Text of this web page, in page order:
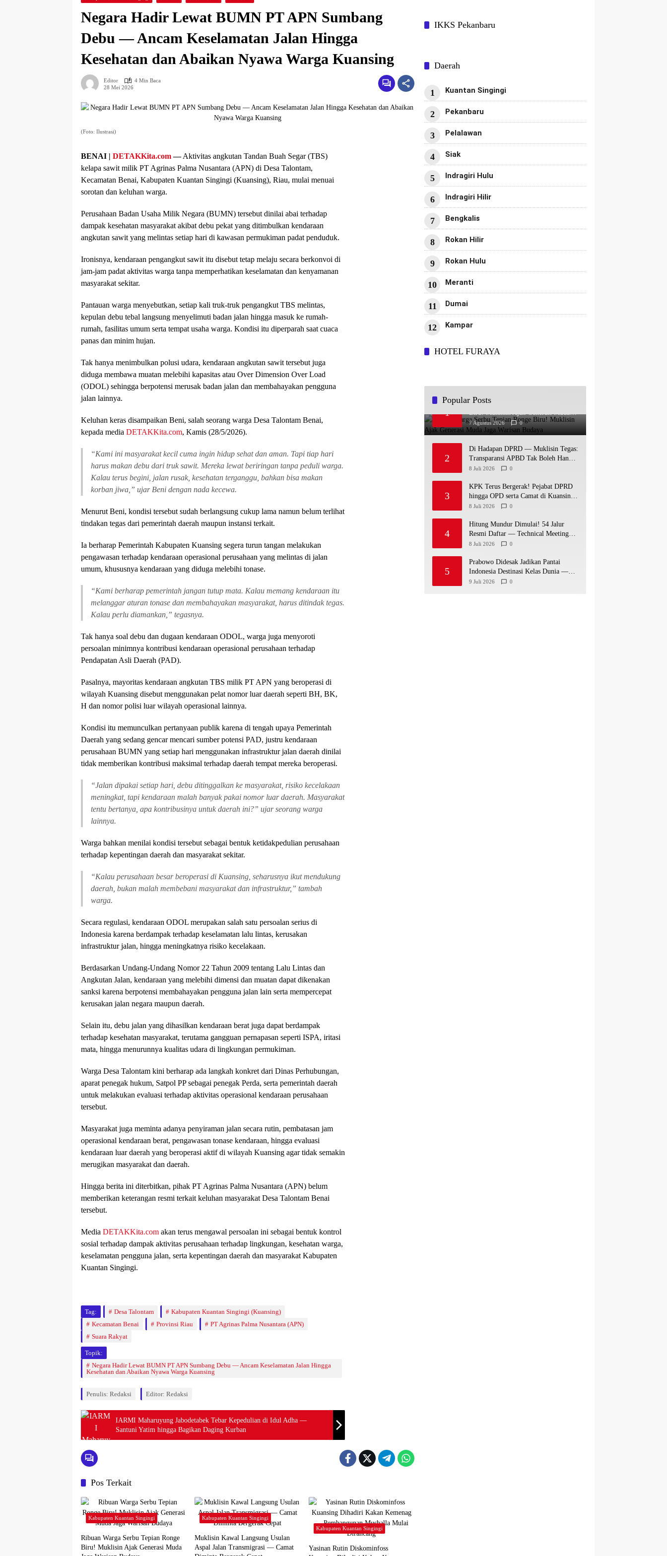
Negara Hadir Lewat BUMN PT APN Sumbang
Debu — Ancam Keselamatan Jalan Hingga
Kesehatan dan Abaikan Nyawa Warga Kuansing
Editor
4 Min Baca
28 Mei 2026
(Foto: Ilustrasi)
BENAI | DETAKKita.com—Aktivitas angkutan Tandan Buah Segar (TBS)
kelapa sawit milik PT Agrinas Palma Nusantara (APN) di Desa Talontam,
Kecamatan Benai, Kabupaten Kuantan Singingi (Kuansing), Riau, mulai menuai
sorotan dan keluhan warga.
Perusahaan Badan Usaha Milik Negara (BUMN) tersebut dinilai abai terhadap
dampak kesehatan masyarakat akibat debu pekat yang ditimbulkan kendaraan
angkutan sawit yang melintas setiap hari di kawasan permukiman padat penduduk.
Ironisnya, kendaraan pengangkut sawit itu disebut tetap melaju secara berkonvoi di
jam-jam padat aktivitas warga tanpa memperhatikan keselamatan dan kenyamanan
masyarakat sekitar.
Pantauan warga menyebutkan, setiap kali truk-truk pengangkut TBS melintas,
kepulan debu tebal langsung menyelimuti badan jalan hingga masuk ke rumah-
rumah, fasilitas umum serta tempat usaha warga. Kondisi itu diperparah saat cuaca
panas dan minim hujan.
Tak hanya menimbulkan polusi udara, kendaraan angkutan sawit tersebut juga
diduga membawa muatan melebihi kapasitas atau Over Dimension Over Load
(ODOL) sehingga berpotensi merusak badan jalan dan membahayakan pengguna
jalan lainnya.
Keluhan keras disampaikan Beni, salah seorang warga Desa Talontam Benai,
kepada media DETAKKita.com, Kamis (28/5/2026).
“Kami ini masyarakat kecil cuma ingin hidup sehat dan aman. Tapi tiap hari
harus makan debu dari truk sawit. Mereka lewat beriringan tanpa peduli warga.
Kalau terus begini, jalan rusak, kesehatan terganggu, bahkan bisa makan
korban jiwa,” ujar Beni dengan nada kecewa.
Menurut Beni, kondisi tersebut sudah berlangsung cukup lama namun belum terlihat
tindakan tegas dari pemerintah daerah maupun instansi terkait.
Ia berharap Pemerintah Kabupaten Kuansing segera turun tangan melakukan
pengawasan terhadap kendaraan operasional perusahaan yang melintas di jalan
umum, khususnya kendaraan yang diduga melebihi tonase.
“Kami berharap pemerintah jangan tutup mata. Kalau memang kendaraan itu
melanggar aturan tonase dan membahayakan masyarakat, harus ditindak tegas.
Kalau perlu diamankan,” tegasnya.
Tak hanya soal debu dan dugaan kendaraan ODOL, warga juga menyoroti
persoalan minimnya kontribusi kendaraan operasional perusahaan terhadap
Pendapatan Asli Daerah (PAD).
Pasalnya, mayoritas kendaraan angkutan TBS milik PT APN yang beroperasi di
wilayah Kuansing disebut menggunakan pelat nomor luar daerah seperti BH, BK,
H dan nomor polisi luar wilayah operasional lainnya.
Kondisi itu memunculkan pertanyaan publik karena di tengah upaya Pemerintah
Daerah yang sedang gencar mencari sumber potensi PAD, justru kendaraan
perusahaan BUMN yang setiap hari menggunakan infrastruktur jalan daerah dinilai
tidak memberikan kontribusi maksimal terhadap daerah tempat mereka beroperasi.
“Jalan dipakai setiap hari, debu ditinggalkan ke masyarakat, risiko kecelakaan
meningkat, tapi kendaraan malah banyak pakai nomor luar daerah. Masyarakat
tentu bertanya, apa kontribusinya untuk daerah ini?” ujar seorang warga
lainnya.
Warga bahkan menilai kondisi tersebut sebagai bentuk ketidakpedulian perusahaan
terhadap kepentingan daerah dan masyarakat sekitar.
“Kalau perusahaan besar beroperasi di Kuansing, seharusnya ikut mendukung
daerah, bukan malah membebani masyarakat dan infrastruktur,” tambah
warga.
Secara regulasi, kendaraan ODOL merupakan salah satu persoalan serius di
Indonesia karena berdampak terhadap keselamatan lalu lintas, kerusakan
infrastruktur jalan, hingga meningkatnya risiko kecelakaan.
Berdasarkan Undang-Undang Nomor 22 Tahun 2009 tentang Lalu Lintas dan
Angkutan Jalan, kendaraan yang melebihi dimensi dan muatan dapat dikenakan
sanksi karena berpotensi membahayakan pengguna jalan lain serta mempercepat
kerusakan jalan negara maupun daerah.
Selain itu, debu jalan yang dihasilkan kendaraan berat juga dapat berdampak
terhadap kesehatan masyarakat, terutama gangguan pernapasan seperti ISPA, iritasi
mata, hingga menurunnya kualitas udara di lingkungan permukiman.
Warga Desa Talontam kini berharap ada langkah konkret dari Dinas Perhubungan,
aparat penegak hukum, Satpol PP sebagai penegak Perda, serta pemerintah daerah
untuk melakukan evaluasi terhadap aktivitas operasional kendaraan perusahaan
tersebut.
Masyarakat juga meminta adanya penyiraman jalan secara rutin, pembatasan jam
operasional kendaraan berat, pengawasan tonase kendaraan, hingga evaluasi
kendaraan luar daerah yang beroperasi aktif di wilayah Kuansing agar tidak semakin
merugikan masyarakat dan daerah.
Hingga berita ini diterbitkan, pihak PT Agrinas Palma Nusantara (APN) belum
memberikan keterangan resmi terkait keluhan masyarakat Desa Talontam Benai
tersebut.
Media DETAKKita.com akan terus mengawal persoalan ini sebagai bentuk kontrol
sosial terhadap dampak aktivitas perusahaan terhadap lingkungan, kesehatan warga,
keselamatan pengguna jalan, serta kepentingan daerah dan masyarakat Kabupaten
Kuantan Singingi.
Tag: Desa Talontam
Kabupaten Kuantan Singingi (Kuansing)
Kecamatan Benai
Provinsi Riau
PT Agrinas Palma Nusantara (APN)
Suara Rakyat
Topik:
Negara Hadir Lewat BUMN PT APN Sumbang Debu — Ancam Keselamatan Jalan Hingga
Kesehatan dan Abaikan Nyawa Warga Kuansing
Penulis: Redaksi Editor: Redaksi
IARMI Maharuyung Jabodetabek Tebar Kepedulian di Idul Adha —
Santuni Yatim hingga Bagikan Daging Kurban
Pos Terkait
Kabupaten Kuantan Singingi
Ribuan Warga Serbu Tepian Ronge
Biru! Muklisin Ajak Generasi Muda
Kabupaten Kuantan Singingi
Muklisin Kawal Langsung Usulan
Aspal Jalan Transmigrasi — Camat
Kabupaten Kuantan Singingi
Yasinan Rutin Diskominfoss
IKKS Pekanbaru
Daerah
1 Kuantan Singingi
2 Pekanbaru
3 Pelalawan
4 Siak
5 Indragiri Hulu
6 Indragiri Hilir
7 Bengkalis
8 Rokan Hilir
9 Rokan Hulu
10 Meranti
11 Dumai
12 Kampar
HOTEL FURAYA
Popular Posts
1
Ribuan Warga Serbu Tepian Ronge
Biru! Muklisin Ajak Generasi Muda
Jaga Warisan Budaya
7 Agustus 2026 0
2
Di Hadapan DPRD — Muklisin Tegas:
Transparansi APBD Tak Boleh Hanya
Jadi Slogan!
8 Juli 2026 0
3
KPK Terus Bergerak! Pejabat DPRD
hingga OPD serta Camat di Kuansing
Diperiksa — Suasana Kian Memanas!
8 Juli 2026 0
4
Hitung Mundur Dimulai! 54 Jalur
Resmi Daftar — Technical Meeting
Pacu Jalur Rayon III Benai Digelar
8 Juli 2026 0
5
Prabowo Didesak Jadikan Pantai
Indonesia Destinasi Kelas Dunia —
Prof Sutan Nasomal: Perintahkan
9 Juli 2026 0